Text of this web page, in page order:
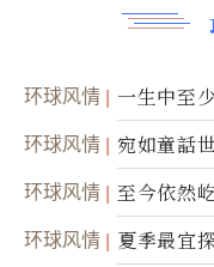
环球风情 一生中至
环球风情 宛如童話
环球风情 至今依然
环球风情 夏季最宜